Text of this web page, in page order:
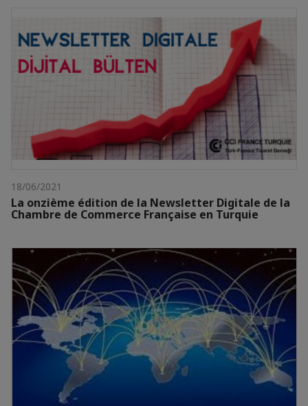
18/06/2021
La onzième édition de la Newsletter Digitale de la
Chambre de Commerce Française en Turquie